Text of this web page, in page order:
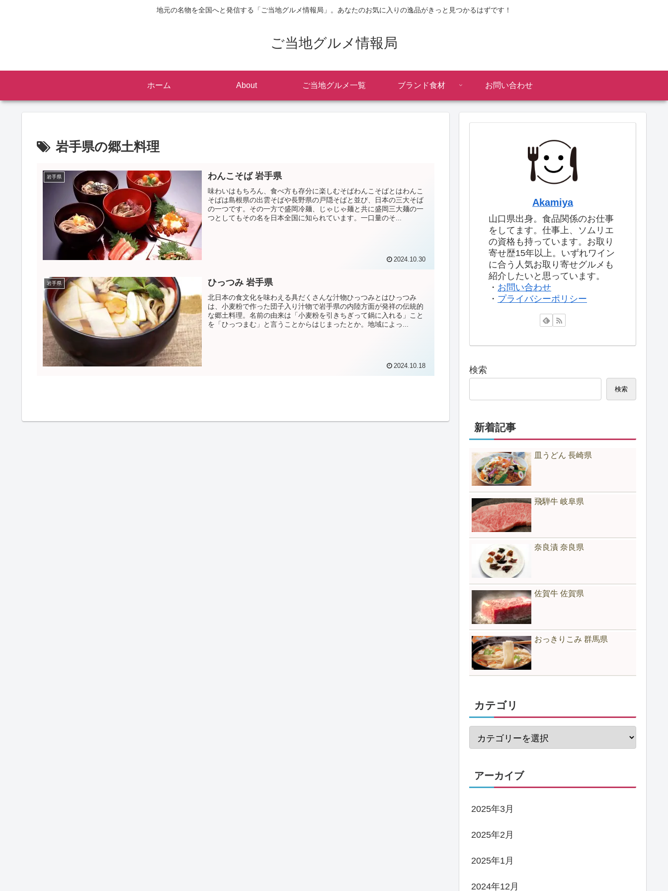
地元の名物を全国へと発信する「ご当地グルメ情報局」。あなたのお気に入りの逸品がきっと見つかるはずです！
ご当地グルメ情報局
ホーム About ご当地グルメ一覧 ブランド食材 お問い合わせ
岩手県の郷土料理
岩手県 わんこそば 岩手県
味わいはもちろん、食べ方も存分に楽しむそばわんこそばとはわんこ
そばは島根県の出雲そばや長野県の戸隠そばと並び、日本の三大そば
の一つです。その一方で盛岡冷麺、じゃじゃ麺と共に盛岡三大麺の一
つとしてもその名を日本全国に知られています。一口量のそ...
2024.10.30
岩手県 ひっつみ 岩手県
北日本の食文化を味わえる具だくさんな汁物ひっつみとはひっつみ
は、小麦粉で作った団子入り汁物で岩手県の内陸方面が発祥の伝統的
な郷土料理。名前の由来は「小麦粉を引きちぎって鍋に入れる」こと
を「ひっつまむ」と言うことからはじまったとか。地域によっ...
2024.10.18
Akamiya
山口県出身。食品関係のお仕事
をしてます。仕事上、ソムリエ
の資格も持っています。お取り
寄せ歴15年以上。いずれワイン
に合う人気お取り寄せグルメも
紹介したいと思っています。
・ お問い合わせ
・ プライバシーポリシー
検索
検索
新着記事
皿うどん 長崎県
飛騨牛 岐阜県
奈良漬 奈良県
佐賀牛 佐賀県
おっきりこみ 群馬県
カテゴリ
アーカイブ
2025年3月
2025年2月
2025年1月
2024年12月